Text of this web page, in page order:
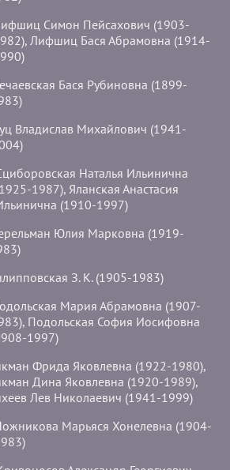
Симон Пейсахович (1903-
Лифшиц Бася Абрамовна (1914-
Бася Рубиновна (1899-
Владислав Михайлович (1941-
Наталья Ильинична
1987), Яланская Анастасия
(1910-1997)
Юлия Марковна (1919-
З. К. (1905-1983)
Мария Абрамовна (1907-
Подольская София Иосифовна
1997)
Фрида Яковлевна (1922-1980),
Дина Яковлевна (1920-1989),
Лев Николаевич (1941-1999)
Марьяся Хонелевна (1904-